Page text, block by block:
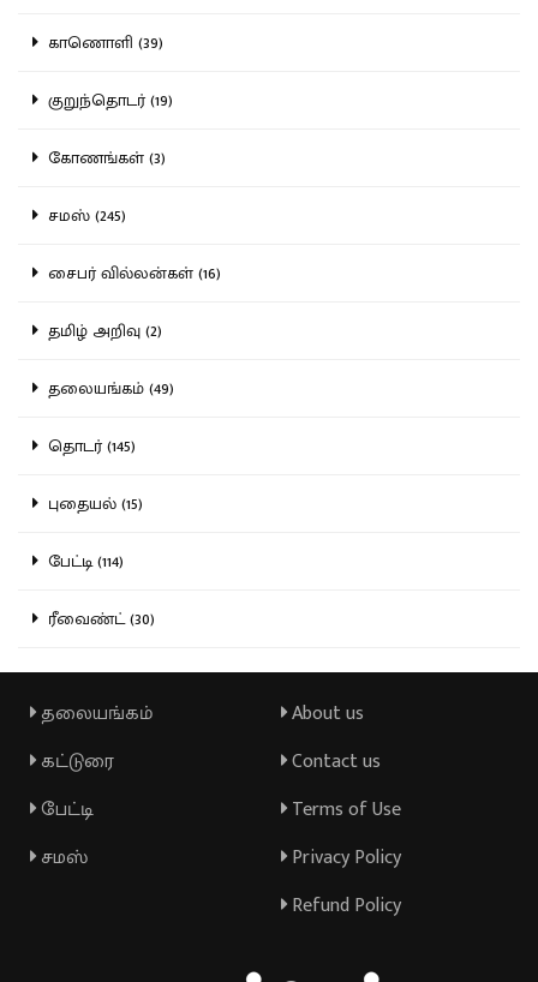
காணொளி (39)
குறுந்தொடர் (19)
கோணங்கள் (3)
சமஸ் (245)
சைபர் வில்லன்கள் (16)
தமிழ் அறிவு (2)
தலையங்கம் (49)
தொடர் (145)
புதையல் (15)
பேட்டி (114)
ரீவைண்ட் (30)
தலையங்கம்
கட்டுரை
பேட்டி
சமஸ்
About us
Contact us
Terms of Use
Privacy Policy
Refund Policy